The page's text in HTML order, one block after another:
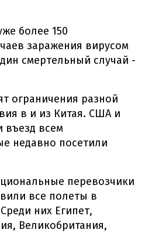
более 150
заражения вирусом
смертельный случай -
ограничения разной
в и из Китая. США и
въезд всем
недавно посетили
перевозчики
все полеты в
них Египет,
Великобритания,